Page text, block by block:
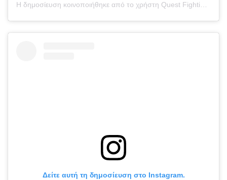
Η δημοσίευση κοινοποιήθηκε από το χρήστη Quest Fighting League (@questfl)
Δείτε αυτή τη δημοσίευση στο Instagram.